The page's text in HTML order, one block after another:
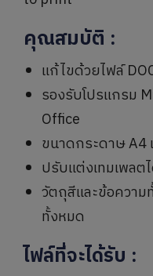
คุณสมบัติ :
แก้ไขด้วยไฟล์
รองรับโปรแกรม
Office
ขนาดกระดาษ A4
ปรับแต่งเทมเพลต
วัตถุสีและข้อควา
ทั้งหมด
ไฟล์ที่จะได้รับ :